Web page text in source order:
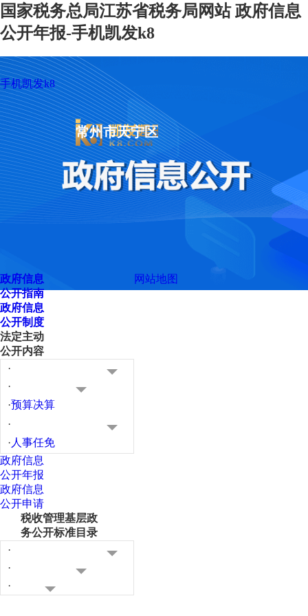
国家税务总局江苏省税务局网站 政府信息
公开年报-手机凯发k8
手机凯发k8
常州市天宁区
政府信息
公开指南
政府信息
公开制度
法定主动
公开内容
·
·
·预算决算
·
· 人事任免
政府信息
公开年报
政府信息
公开申请
税收管理基层政
务公开标准目录
·
·
·
网站地图